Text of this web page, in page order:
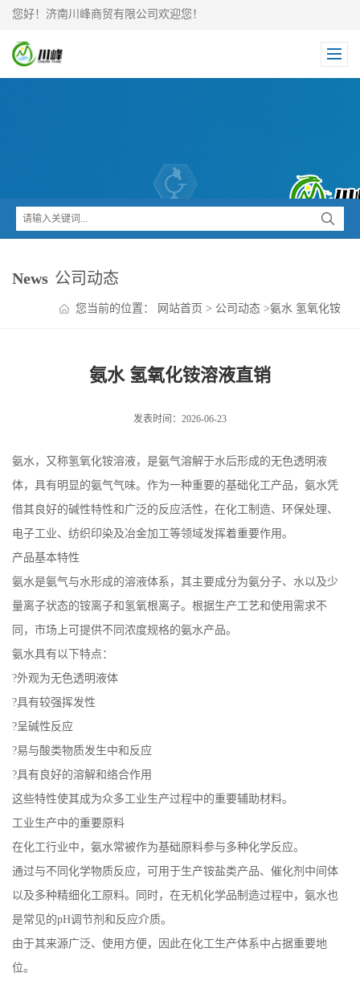
您好！济南川峰商贸有限公司欢迎您！
News 公司动态
您当前的位置： 网站首页 > 公司动态 >氨水 氢氧化铵
氨水 氢氧化铵溶液直销
发表时间：2026-06-23
氨水，又称氢氧化铵溶液，是氨气溶解于水后形成的无色透明液
体，具有明显的氨气气味。作为一种重要的基础化工产品，氨水凭
借其良好的碱性特性和广泛的反应活性，在化工制造、环保处理、
电子工业、纺织印染及冶金加工等领域发挥着重要作用。
产品基本特性
氨水是氨气与水形成的溶液体系，其主要成分为氨分子、水以及少
量离子状态的铵离子和氢氧根离子。根据生产工艺和使用需求不
同，市场上可提供不同浓度规格的氨水产品。
氨水具有以下特点：
?外观为无色透明液体
?具有较强挥发性
?呈碱性反应
?易与酸类物质发生中和反应
?具有良好的溶解和络合作用
这些特性使其成为众多工业生产过程中的重要辅助材料。
工业生产中的重要原料
在化工行业中，氨水常被作为基础原料参与多种化学反应。
通过与不同化学物质反应，可用于生产铵盐类产品、催化剂中间体
以及多种精细化工原料。同时，在无机化学品制造过程中，氨水也
是常见的pH调节剂和反应介质。
由于其来源广泛、使用方便，因此在化工生产体系中占据重要地
位。